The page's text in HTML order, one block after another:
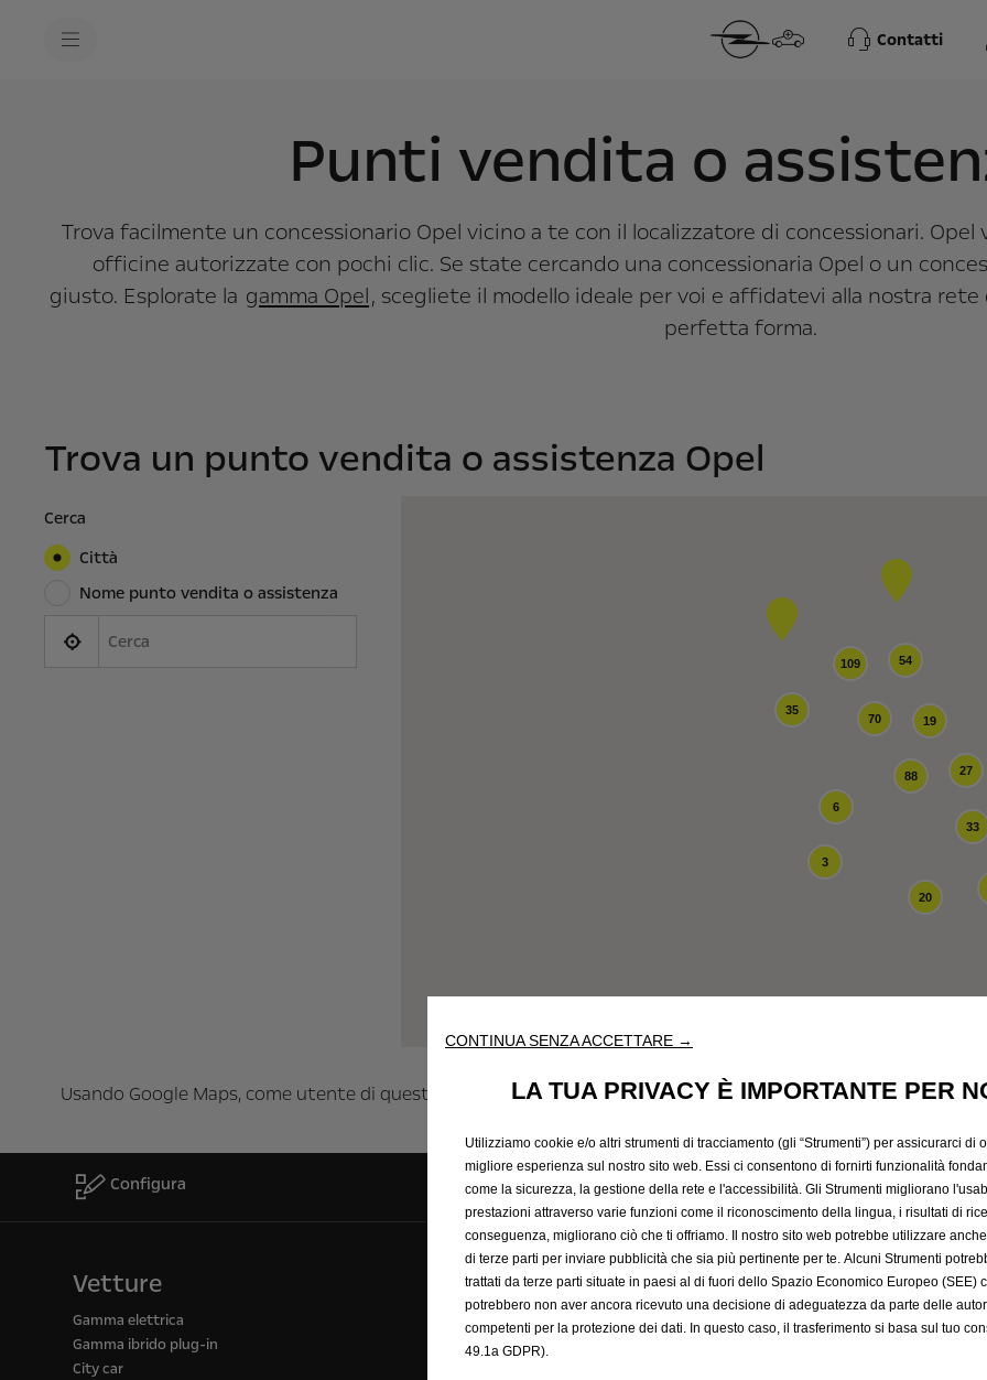
Contatti
Punti vendita o
Trova facilmente un concessionario Opel vicino a te con il localizzatore di concessionari.
officine autorizzate con pochi clic. Se state cercando una concessionaria Opel o un
giusto. Esplorate la gamma Opel, scegliete il modello ideale per voi e affidatevi alla nostra
perfetta forma.
Trova un punto vendita o assistenza Opel
Cerca
Città
Nome punto vendita o assistenza
88 27
19
70
6
33
54
109
3
20
35
Usando Google Maps, come utente di questo sito sei soggetto aiTermini di servizio aggiuntividi Google
Configura Contatta il Concessionario
Vetture
Gamma elettrica
Gamma ibrido plug-in
City car
Mondo Opel
Chi siamo
Servizi Opel connect
CONTINUA SENZA ACCETTARE →
LA TUA PRIVACY È IMPORTANTE PER
Utilizziamo cookie e/o altri strumenti di tracciamento (gli “Strumenti”) per assicurarci di
migliore esperienza sul nostro sito web. Essi ci consentono di fornirti funzionalità
come la sicurezza, la gestione della rete e l'accessibilità. Gli Strumenti migliorano
prestazioni attraverso varie funzioni come il riconoscimento della lingua, i risultati di
conseguenza, migliorano ciò che ti offriamo. Il nostro sito web potrebbe utilizzare
di terze parti per inviare pubblicità che sia più pertinente per te. Alcuni Strumenti
trattati da terze parti situate in paesi al di fuori dello Spazio Economico Europeo (SEE)
potrebbero non aver ancora ricevuto una decisione di adeguatezza da parte delle
competenti per la protezione dei dati. In questo caso, il trasferimento si basa sul tuo
49.1a GDPR).